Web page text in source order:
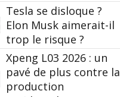
Tesla se disloque ?
Elon Musk aimerait-il
trop le risque ?
Xpeng L03 2026 : un
pavé de plus contre la
production